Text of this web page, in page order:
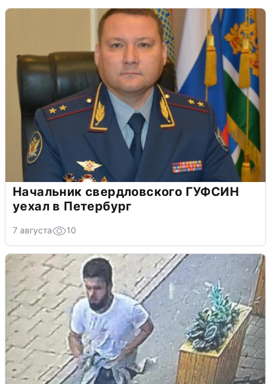
Начальник свердловского ГУФСИН
уехал в Петербург
7 августа 10